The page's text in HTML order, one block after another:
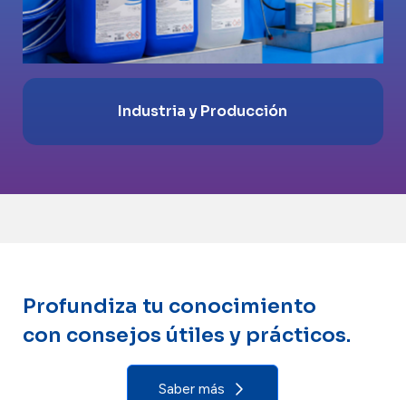
Logística
Industria y Producción
Profundiza tu conocimiento
con consejos útiles y prácticos.
Saber más